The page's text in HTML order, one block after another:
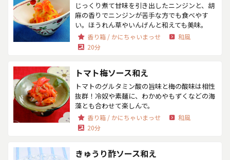
じっくり煮て甘味を引き出したニンジンと、胡
麻の香りでニンジンが苦手な方でも食べやす
い。ほうれん草やいんげんと和えても美味。
香り箱 / かにちゃいまっせ
和風
20分
トマト梅ソース和え
トマトのグルタミン酸の旨味と梅の酸味は相性
抜群！冷奴や素麺に、わかめやもずくなどの海
藻とも合わせて楽しんで。
香り箱 / かにちゃいまっせ
和風
20分
きゅうり酢ソース和え